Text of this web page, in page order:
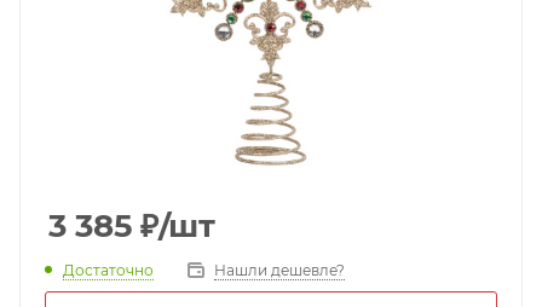
3 385 ₽/шт
Достаточно Нашли дешевле?